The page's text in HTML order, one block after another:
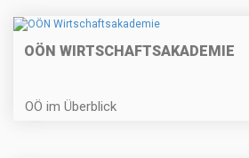
OÖN WIRTSCHAFTSAKADEMIE
OÖ im Überblick